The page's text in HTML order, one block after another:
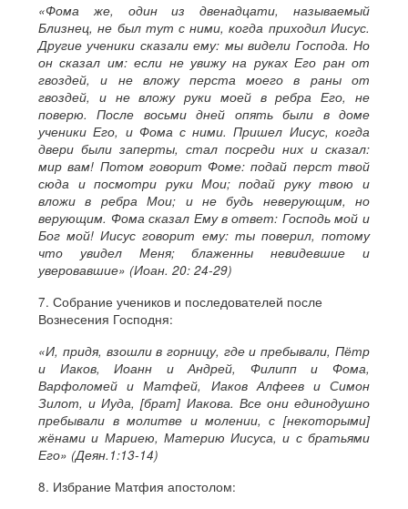
«Фома же, один из двенадцати, называемый
Близнец, не был тут с ними, когда приходил Иисус.
Другие ученики сказали ему: мы видели Господа. Но
он сказал им: если не увижу на руках Его ран от
гвоздей, и не вложу перста моего в раны от
гвоздей, и не вложу руки моей в ребра Его, не
поверю. После восьми дней опять были в доме
ученики Его, и Фома с ними. Пришел Иисус, когда
двери были заперты, стал посреди них и сказал:
мир вам! Потом говорит Фоме: подай перст твой
сюда и посмотри руки Мои; подай руку твою и
вложи в ребра Мои; и не будь неверующим, но
верующим. Фома сказал Ему в ответ: Господь мой и
Бог мой! Иисус говорит ему: ты поверил, потому
что увидел Меня; блаженны невидевшие и
уверовавшие» (Иоан. 20: 24-29)
7. Собрание учеников и последователей после
Вознесения Господня:
«И, придя, взошли в горницу, где и пребывали, Пётр
и Иаков, Иоанн и Андрей, Филипп и Фома,
Варфоломей и Матфей, Иаков Алфеев и Симон
Зилот, и Иуда, [брат] Иакова. Все они единодушно
пребывали в молитве и молении, с [некоторыми]
жёнами и Мариею, Материю Иисуса, и с братьями
Его» (Деян.1:13-14)
8. Избрание Матфия апостолом: